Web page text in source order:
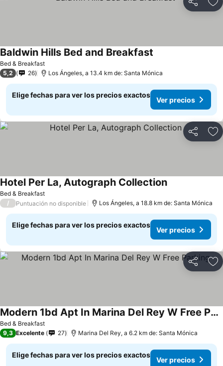
Compartir
Bed & Breakfast
Baldwin Hills Bed and Breakfast
5,2 26 Los Ángeles, a 13.4 km de: Santa Mónica
Elige fechas para ver los precios exactos
Ver precios
Compartir
Bed & Breakfast
Hotel Per La, Autograph Collection
/ Puntuación no disponible Los Ángeles, a 18.8 km de: Santa Mónica
Elige fechas para ver los precios exactos
Ver precios
Compartir
Bed & Breakfast
Modern 1bd Apt In Marina Del Rey W Free Parking
9,3 Excelente 27 Marina Del Rey, a 6.2 km de: Santa Mónica
Elige fechas para ver los precios exactos
Ver precios